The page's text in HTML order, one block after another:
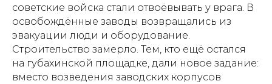
советские войска стали отвоёвывать у врага. В
освобождённые заводы возвращались из
эвакуации люди и оборудование.
Строительство замерло. Тем, кто ещё остался
на губахинской площадке, дали новое задание:
вместо возведения заводских корпусов